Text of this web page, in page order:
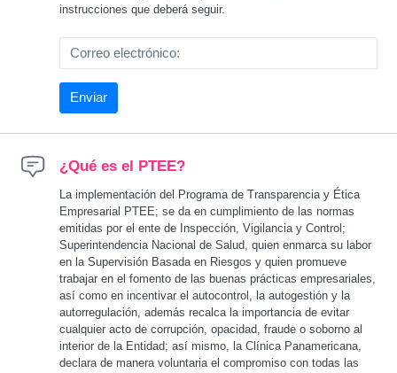
instrucciones que deberá seguir.
Enviar
¿Qué es el PTEE?
La implementación del Programa de Transparencia y Ética
Empresarial PTEE; se da en cumplimiento de las normas
emitidas por el ente de Inspección, Vigilancia y Control;
Superintendencia Nacional de Salud, quien enmarca su labor
en la Supervisión Basada en Riesgos y quien promueve
trabajar en el fomento de las buenas prácticas empresariales,
así como en incentivar el autocontrol, la autogestión y la
autorregulación, además recalca la importancia de evitar
cualquier acto de corrupción, opacidad, fraude o soborno al
interior de la Entidad; así mismo, la Clínica Panamericana,
declara de manera voluntaria el compromiso con todas las